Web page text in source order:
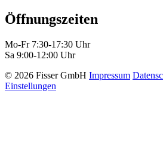
Öffnungszeiten
Mo-Fr 7:30-17:30 Uhr
Sa 9:00-12:00 Uhr
© 2026 Fisser GmbH Impressum
Einstellungen